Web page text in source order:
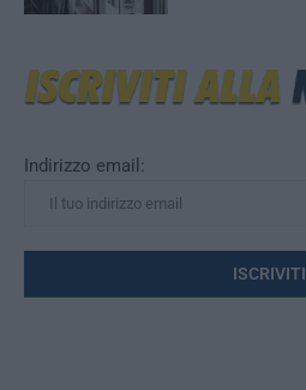
Indirizzo email: